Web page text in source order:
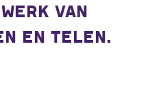
VAN
EN TELEN.